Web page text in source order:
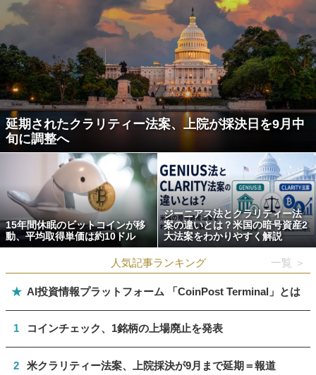
延期されたクラリティー法案、上院が採決日を9月中
旬に調整へ
15年間休眠のビットコインが移
動、平均取得単価は約10ドル
ジーニアス法とクラリティー法
案の違いとは？米国の暗号資産2
大法案をわかりやすく解説
人気記事ランキング 一覧 ＞
★ AI投資情報プラットフォーム 「CoinPost Terminal」とは
1 コインチェック、1銘柄の上場廃止を発表
2 米クラリティー法案、上院採決が9月まで延期＝報道